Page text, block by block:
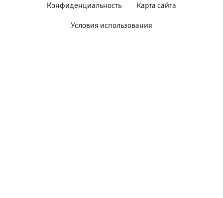
Конфиденциальность Карта сайта
Условия использования